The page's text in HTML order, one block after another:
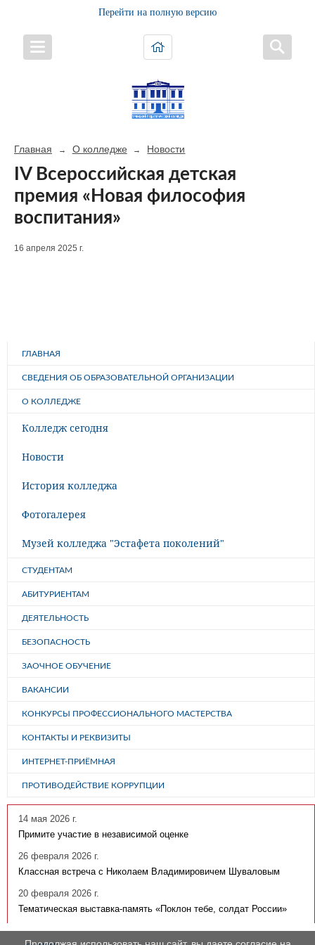
Перейти на полную версию
Главная → О колледже → Новости
IV Всероссийская детская
премия «Новая философия
воспитания»
16 апреля 2025 г.
ГЛАВНАЯ
СВЕДЕНИЯ ОБ ОБРАЗОВАТЕЛЬНОЙ ОРГАНИЗАЦИИ
О КОЛЛЕДЖЕ
Колледж сегодня
Новости
История колледжа
Фотогалерея
Музей колледжа "Эстафета поколений"
СТУДЕНТАМ
АБИТУРИЕНТАМ
ДЕЯТЕЛЬНОСТЬ
БЕЗОПАСНОСТЬ
ЗАОЧНОЕ ОБУЧЕНИЕ
ВАКАНСИИ
КОНКУРСЫ ПРОФЕССИОНАЛЬНОГО МАСТЕРСТВА
КОНТАКТЫ И РЕКВИЗИТЫ
ИНТЕРНЕТ-ПРИЁМНАЯ
ПРОТИВОДЕЙСТВИЕ КОРРУПЦИИ
14 мая 2026 г.
Примите участие в независимой оценке
26 февраля 2026 г.
Классная встреча с Николаем Владимировичем Шуваловым
20 февраля 2026 г.
Тематическая выставка-память «Поклон тебе, солдат России»